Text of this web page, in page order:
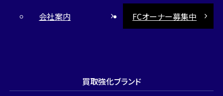
会社案内
FCオーナー募集中
買取強化ブランド